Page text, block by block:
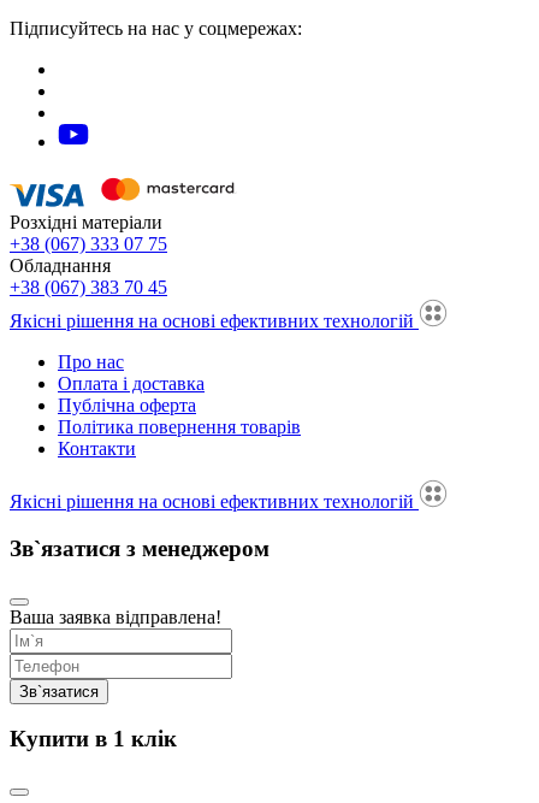
Підписуйтесь на нас у соцмережах:
Розхідні матеріали
+38 (067) 333 07 75
Обладнання
+38 (067) 383 70 45
Якісні рішення на основі ефективних технологій
Про нас
Оплата і доставка
Публічна оферта
Політика повернення товарів
Контакти
Якісні рішення на основі ефективних технологій
Зв`язатися з менеджером
Ваша заявка відправлена!
Купити в 1 клік